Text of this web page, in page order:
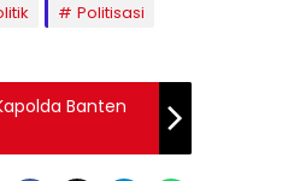
Politisasi
Banten